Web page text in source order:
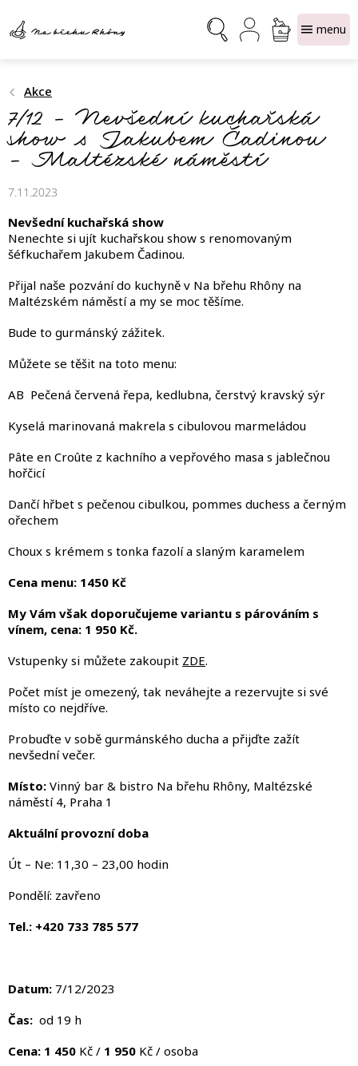
obsah
NÁKUPNÍ
KOŠÍK
Akce
7/12 – Nevšední kuchařská
show s Jakubem Čadinou
– Maltézské náměstí
7.11.2023
Nevšední kuchařská show
Nenechte si ujít kuchařskou show s renomovaným
šéfkuchařem Jakubem Čadinou.
Přijal naše pozvání do kuchyně v Na břehu Rhôny na
Maltézském náměstí a my se moc těšíme.
Bude to gurmánský zážitek.
Můžete se těšit na toto menu:
AB Pečená červená řepa, kedlubna, čerstvý kravský sýr
Kyselá marinovaná makrela s cibulovou marmeládou
Pâte en Croûte z kachního a vepřového masa s jablečnou
hořčicí
Dančí hřbet s pečenou cibulkou, pommes duchess a černým
ořechem
Choux s krémem s tonka fazolí a slaným karamelem
Cena menu: 1450 Kč
My Vám však doporučujeme variantu s párováním s
vínem, cena: 1 950 Kč.
Vstupenky si můžete zakoupit ZDE.
Počet míst je omezený, tak neváhejte a rezervujte si své
místo co nejdříve.
Probuďte v sobě gurmánského ducha a přijďte zažít
nevšední večer.
Místo: Vinný bar & bistro Na břehu Rhôny, Maltézské
náměstí 4, Praha 1
Aktuální provozní doba
Út – Ne: 11,30 – 23,00 hodin
Pondělí: zavřeno
Tel.: +420 733 785 577
Datum: 7/12/2023
Čas: od 19 h
Cena: 1 450 Kč / 1 950 Kč / osoba